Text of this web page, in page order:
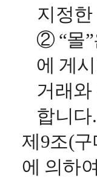
지정
② “몰”
에 게
거래와
합니다.
제9조(구
에 의하